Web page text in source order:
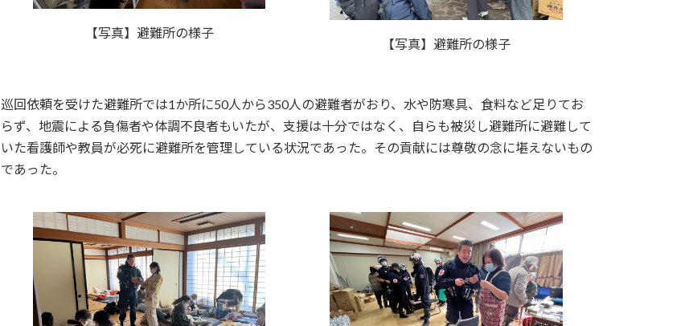
【写真】避難所の様子
【写真】避難所の様子
巡回依頼を受けた避難所では1か所に50人から350人の避難者がおり、水や防寒具、食料など足りてお
らず、地震による負傷者や体調不良者もいたが、支援は十分ではなく、自らも被災し避難所に避難して
いた看護師や教員が必死に避難所を管理している状況であった。その貢献には尊敬の念に堪えないもの
であった。